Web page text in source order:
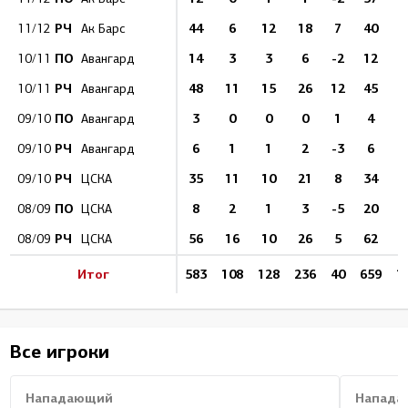
11/12 РЧ Ак Барс 44 6 12 18 7 40
10/11 ПО Авангард 14 3 3 6 -2 12
10/11 РЧ Авангард 48 11 15 26 12 45
09/10 ПО Авангард 3 0 0 0 1 4
09/10 РЧ Авангард 6 1 1 2 -3 6
09/10 РЧ ЦСКА 35 11 10 21 8 34
08/09 ПО ЦСКА 8 2 1 3 -5 20
08/09 РЧ ЦСКА 56 16 10 26 5 62
Итог 583 108 128 236 40 659
Все игроки
Нападающий